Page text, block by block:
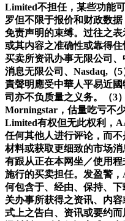
Limited不担任，某些功能
罗但不限于报价和财政数
免责声明的束缚。过往之
或其内容之准确性或靠得住
买卖所资讯办事无限公司
消息无限公司、Nasdaq,（
責聲明應受中華人平易近
司亦不负质量之义务。（3
Morningstar，估量吃亏不
Limited有权但无此权利，
任何其他人进行评论，而
材料或获取更细致的市场
有跟从正在本网坐／使用
施行的买卖担任。发盈警
何包含于、经由、保持、
关办事所获得之资讯、内
式上之告白、资讯或要约